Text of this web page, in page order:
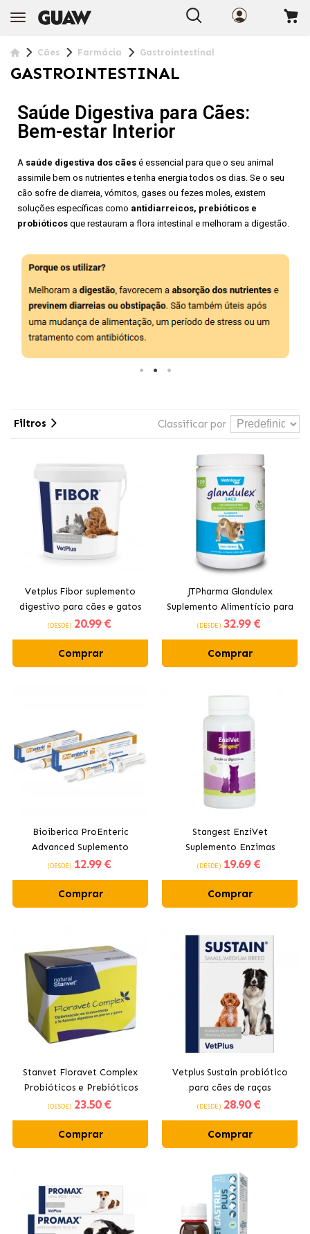
Cães Farmácia Gastrointestinal
GASTROINTESTINAL
Saúde Digestiva para Cães:
Bem-estar Interior
A saúde digestiva dos cães é essencial para que o seu animal
assimile bem os nutrientes e tenha energia todos os dias. Se o seu
cão sofre de diarreia, vómitos, gases ou fezes moles, existem
soluções específicas como antidiarreicos, prebióticos e
probióticos que restauram a flora intestinal e melhoram a digestão.
Classificar por
Filtros
Vetplus Fibor suplemento
digestivo para cães e gatos
(DESDE) 20.99 €
Comprar
JTPharma Glandulex
Suplemento Alimentício para
Cães
(DESDE) 32.99 €
Comprar
Bioiberica ProEnteric
Advanced Suplemento
Antidiarreico Para Cães
(DESDE) 12.99 €
Comprar
Stangest EnziVet
Suplemento Enzimas
Digestivas para Cães e
Gatos
(DESDE) 19.69 €
Comprar
Stanvet Floravet Complex
Probióticos e Prebióticos
para Cães e Gatos
(DESDE) 23.50 €
Comprar
Vetplus Sustain probiótico
para cães de raças
pequenas/médias
(DESDE) 28.90 €
Comprar